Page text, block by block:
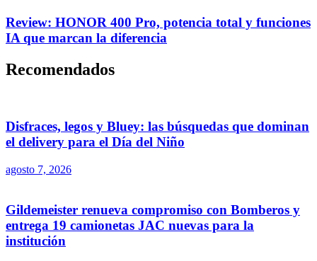
Review: HONOR 400 Pro, potencia total y funciones
IA que marcan la diferencia
Recomendados
Disfraces, legos y Bluey: las búsquedas que dominan
el delivery para el Día del Niño
agosto 7, 2026
Gildemeister renueva compromiso con Bomberos y
entrega 19 camionetas JAC nuevas para la
institución